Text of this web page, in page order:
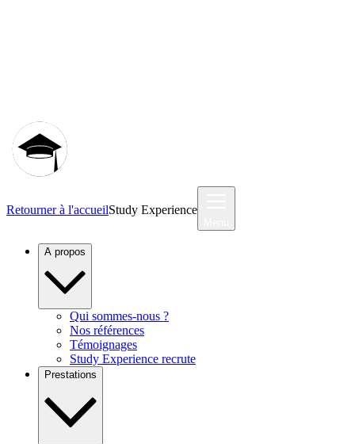
Retourner à l'accueilStudy Experience
A propos
Qui sommes-nous ?
Nos références
Témoignages
Study Experience recrute
Prestations